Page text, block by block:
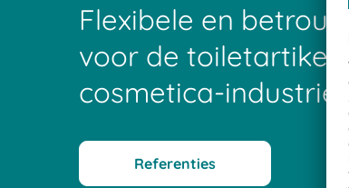
Flexibele en
voor de
cosmetica-industrie
Referenties